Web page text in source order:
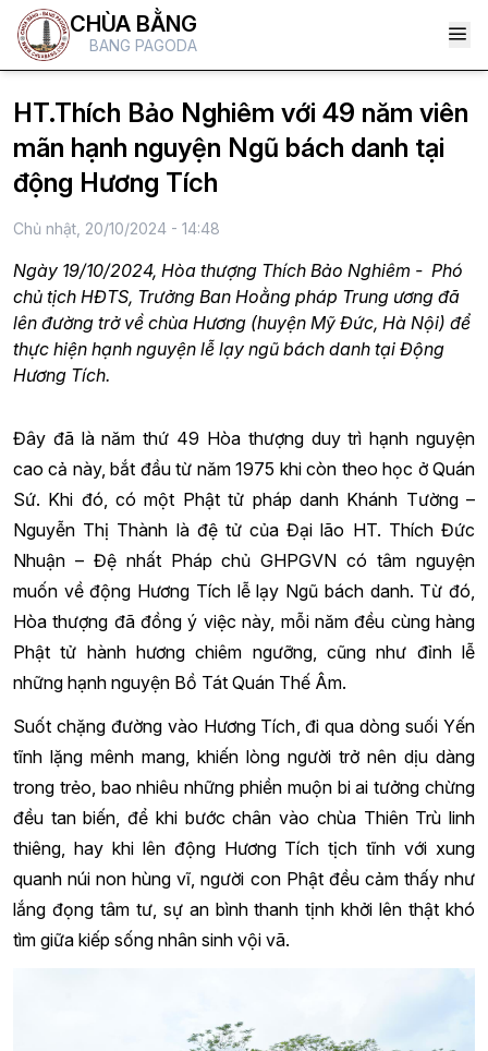
CHÙA BẰNG
BANG PAGODA
HT.Thích Bảo Nghiêm với 49 năm viên
mãn hạnh nguyện Ngũ bách danh tại
động Hương Tích
Chủ nhật, 20/10/2024 - 14:48
Ngày 19/10/2024, Hòa thượng Thích Bảo Nghiêm - Phó
chủ tịch HĐTS, Trưởng Ban Hoằng pháp Trung ương đã
lên đường trở về chùa Hương (huyện Mỹ Đức, Hà Nội) để
thực hiện hạnh nguyện lễ lạy ngũ bách danh tại Động
Hương Tích.
Đây đã là năm thứ 49 Hòa thượng duy trì hạnh nguyện
cao cả này, bắt đầu từ năm 1975 khi còn theo học ở Quán
Sứ. Khi đó, có một Phật tử pháp danh Khánh Tường –
Nguyễn Thị Thành là đệ tử của Đại lão HT. Thích Đức
Nhuận – Đệ nhất Pháp chủ GHPGVN có tâm nguyện
muốn về động Hương Tích lễ lạy Ngũ bách danh. Từ đó,
Hòa thượng đã đồng ý việc này, mỗi năm đều cùng hàng
Phật tử hành hương chiêm ngưỡng, cũng như đỉnh lễ
những hạnh nguyện Bồ Tát Quán Thế Âm.
Suốt chặng đường vào Hương Tích, đi qua dòng suối Yến
tĩnh lặng mênh mang, khiến lòng người trở nên dịu dàng
trong trẻo, bao nhiêu những phiền muộn bi ai tưởng chừng
đều tan biến, để khi bước chân vào chùa Thiên Trù linh
thiêng, hay khi lên động Hương Tích tịch tĩnh với xung
quanh núi non hùng vĩ, người con Phật đều cảm thấy như
lắng đọng tâm tư, sự an bình thanh tịnh khởi lên thật khó
tìm giữa kiếp sống nhân sinh vội vã.